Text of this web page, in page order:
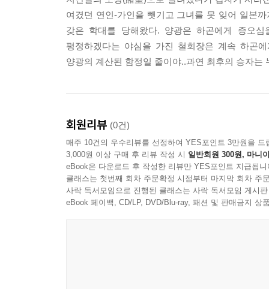
여겼던 연인-가인을 뺏기고 그녀를 못 잊어 일본
갖은 학대를 당해왔다. 양광은 하곤에게 증오
평정하겠다는 야심을 가진 철회장은 계속 하곤
양광의 계산된 함정일 줄이야..과연 최후의 승자는
회원리뷰 (0건)
매주 10건의 우수리뷰를 선정하여 YES포인트 3만원을 드
3,000원 이상 구매 후 리뷰 작성 시 일반회원 300원, 마니
eBook은 다운로드 후 작성한 리뷰만 YES포인트 지급됩니
클래스는 첫번째 회차 주문확정 시점부터 마지막 회차 주
사락 독서모임으로 진행된 클래스는 사락 독서모임 게시
eBook 페이백, CD/LP, DVD/Blu-ray, 패션 및 판매금지 상